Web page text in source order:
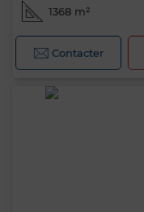
1368 m²
Contacter